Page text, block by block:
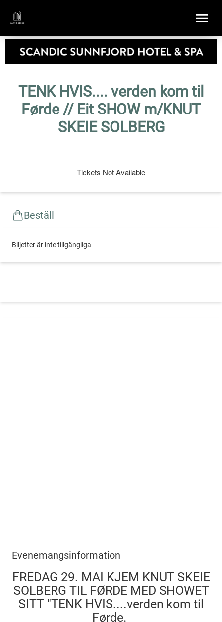
TENK HVIS.... verden kom til
Førde // Eit SHOW m/KNUT
SKEIE SOLBERG
Tickets Not Available
Beställ
Biljetter är inte tillgängliga
Evenemangsinformation
FREDAG 29. MAI KJEM KNUT SKEIE
SOLBERG TIL FØRDE MED SHOWET
SITT "TENK HVIS....verden kom til
Førde.